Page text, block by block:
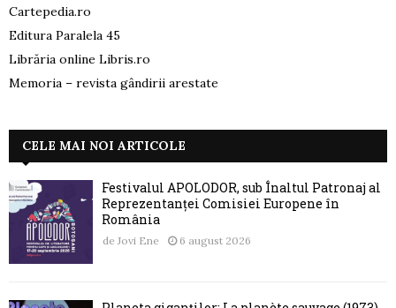
Cartepedia.ro
Editura Paralela 45
Librăria online Libris.ro
Memoria – revista gândirii arestate
CELE MAI NOI ARTICOLE
Festivalul APOLODOR, sub Înaltul Patronaj al
Reprezentanței Comisiei Europene în
România
de Jovi Ene 6 august 2026